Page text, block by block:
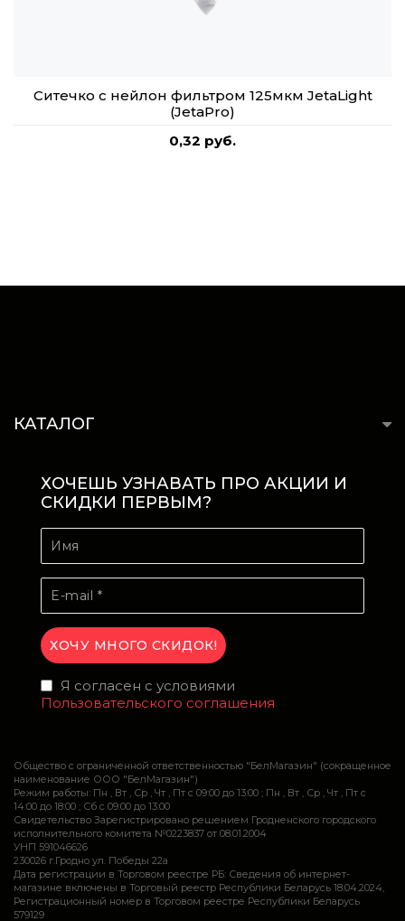
Ситечко с нейлон фильтром 125мкм JetaLight
(JetaPro)
0,32 руб.
КАТАЛОГ
ХОЧЕШЬ УЗНАВАТЬ ПРО АКЦИИ И
СКИДКИ ПЕРВЫМ?
Я согласен с условиями
Пользовательского соглашения
Общество с ограниченной ответственностью "БелМагазин" (сокращенное
наименование ООО "БелМагазин")
Режим работы: Пн , Вт , Ср , Чт , Пт c 09:00 до 13:00 ; Пн , Вт , Ср , Чт , Пт c
14:00 до 18:00 ; Сб c 09:00 до 13:00
Свидетельство Зарегистрировано решением Гродненского городского
исполнительного комитета №0223837 от 08.01.2004
УНП 591046626
230026 г.Гродно ул. Победы 22а
Дата регистрации в Торговом реестре РБ: Сведения об интернет-
магазине включены в Торговый реестр Республики Беларусь 18.04.2024,
Регистрационный номер в Торговом реестре Республики Беларусь
579129